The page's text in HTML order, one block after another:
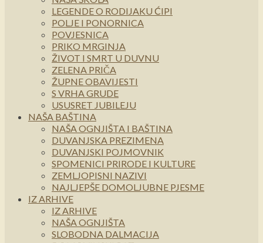
LEGENDE O RODIJAKU ĆIPI
POLJE I PONORNICA
POVJESNICA
PRIKO MRGINJA
ŽIVOT I SMRT U DUVNU
ZELENA PRIČA
ŽUPNE OBAVIJESTI
S VRHA GRUDE
USUSRET JUBILEJU
NAŠA BAŠTINA
NAŠA OGNJIŠTA I BAŠTINA
DUVANJSKA PREZIMENA
DUVANJSKI POJMOVNIK
SPOMENICI PRIRODE I KULTURE
ZEMLJOPISNI NAZIVI
NAJLJEPŠE DOMOLJUBNE PJESME
IZ ARHIVE
IZ ARHIVE
NAŠA OGNJIŠTA
SLOBODNA DALMACIJA